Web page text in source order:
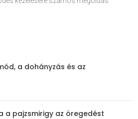
a dohányzás és az
a pajzsmirigy az öregedést